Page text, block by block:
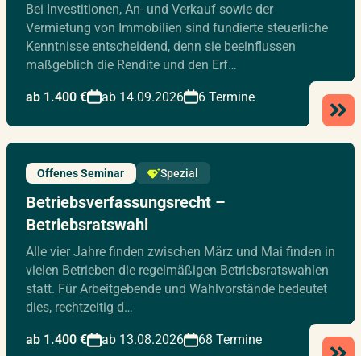
Bei Investitionen, An- und Verkauf sowie der
Vermietung von Immobilien sind fundierte steuerliche
Kenntnisse entscheidend, denn sie beeinflussen
maßgeblich die Rendite und den Erf…
ab 1.400 € ab 14.09.2026 6 Termine
Offenes Seminar Spezial
Betriebsverfassungsrecht –
Betriebsratswahl
Alle vier Jahre finden zwischen März und Mai finden in
vielen Betrieben die regelmäßigen Betriebsratswahlen
statt. Für Arbeitgebende und Wahlvorstände bedeutet
dies, rechtzeitig d…
ab 1.400 € ab 13.08.2026 68 Termine